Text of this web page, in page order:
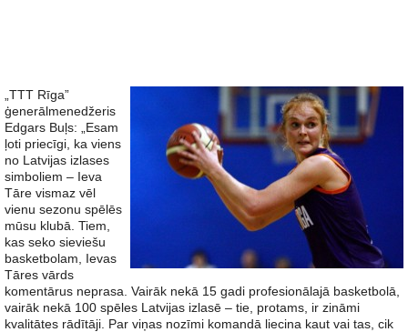
„TTT Rīga”
ģenerālmenedžeris
Edgars Buļs: „Esam
ļoti priecīgi, ka viens
no Latvijas izlases
simboliem – Ieva
Tāre vismaz vēl
vienu sezonu spēlēs
mūsu klubā. Tiem,
kas seko sieviešu
basketbolam, Ievas
Tāres vārds
komentārus neprasa. Vairāk nekā 15 gadi profesionālajā basketbolā,
vairāk nekā 100 spēles Latvijas izlasē – tie, protams, ir zināmi
kvalitātes rādītāji. Par viņas nozīmi komandā liecina kaut vai tas, cik